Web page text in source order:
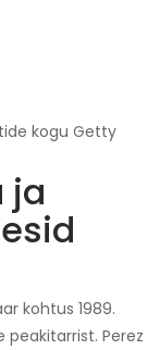
kogu Getty
ja
kohtus 1989.
peakitarrist. Perez